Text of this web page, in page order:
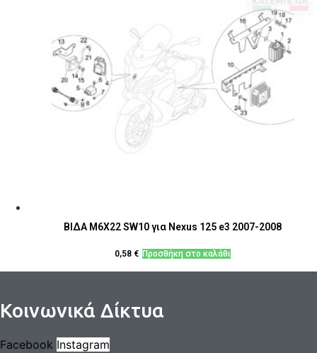
ΒΙΔΑ M6X22 SW10 για Nexus 125 e3 2007-2008
0,58 € Προσθήκη στο καλάθι
Κοινωνικά Δίκτυα
Facebook Instagram